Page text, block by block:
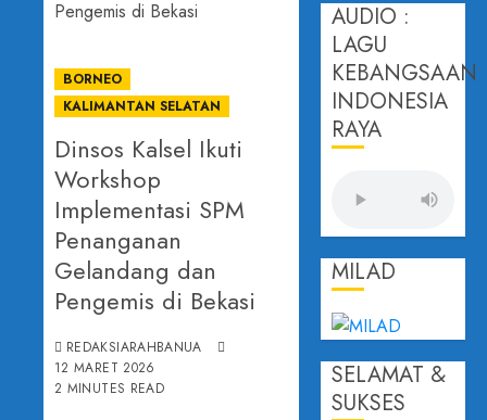
BORNEO
KALIMANTAN SELATAN
Dinsos Kalsel Ikuti
Workshop
Implementasi SPM
Penanganan
Gelandang dan
Pengemis di Bekasi
REDAKSIARAHBANUA
12 MARET 2026
2 MINUTES READ
AUDIO :
LAGU
KEBANGSAAN
INDONESIA
RAYA
MILAD
SELAMAT &
SUKSES